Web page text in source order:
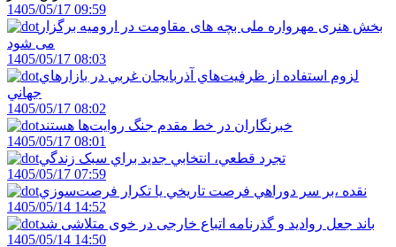
1405/05/17 09:59
بخش هنری مهرواره ملی بچه های مقاومت در ارومیه برگزار
می شود
1405/05/17 08:03
لزوم استفاده از ظرفيت‌هاي آذربايجان غربي در بازارهاي
جهاني
1405/05/17 08:02
خبرنگاران در خط مقدم جنگ روايت‌ها هستند
1405/05/17 08:01
تجرد قطعي، انتخابي جديد براي سبک زندگي
1405/05/17 07:59
نقده ،بر سر دوراهي فرصت تاريخي يا تکرار فرصت‌سوزي
1405/05/14 14:52
باند جعل روادید و گذرنامه اتباع خارجی در خوی متلاشی شد
1405/05/14 14:50